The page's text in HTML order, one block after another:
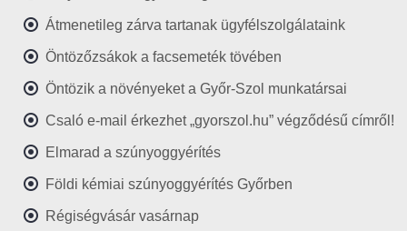
Átmenetileg zárva tartanak ügyfélszolgálataink
Öntözőzsákok a facsemeték tövében
Öntözik a növényeket a Győr-Szol munkatársai
Csaló e-mail érkezhet „gyorszol.hu” végződésű címről!
Elmarad a szúnyoggyérítés
Földi kémiai szúnyoggyérítés Győrben
Régiségvásár vasárnap